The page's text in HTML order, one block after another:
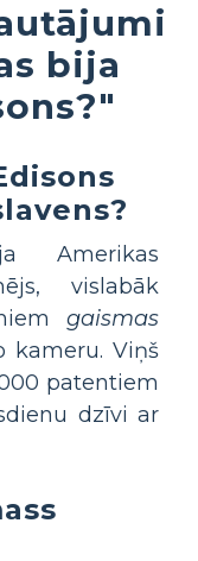
bija
Amerikas
vislabāk
gaismas
kameru. Viņš
patentiem
dzīvi ar